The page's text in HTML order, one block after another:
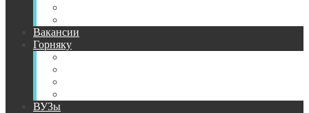
Вакансии
Горняку
ВУЗы